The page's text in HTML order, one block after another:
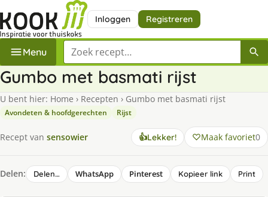
Inloggen Registreren
Menu Zoek een recept
Gumbo met basmati rijst
U bent hier: Home › Recepten › Gumbo met basmati rijst
Avondeten & hoofdgerechten Rijst
Recept van sensowier 👍Lekker! Maak favoriet0
Delen: Delen… WhatsApp Pinterest Kopieer link Print